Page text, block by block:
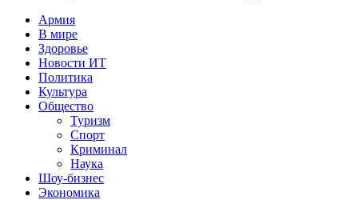
Армия
В мире
Здоровье
Новости ИТ
Политика
Культура
Общество
Туризм
Спорт
Криминал
Наука
Шоу-бизнес
Экономика